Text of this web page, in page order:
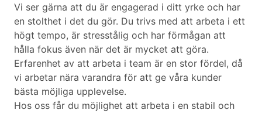
Vi ser gärna att du är engagerad i ditt yrke och har
en stolthet i det du gör. Du trivs med att arbeta i ett
högt tempo, är stresstålig och har förmågan att
hålla fokus även när det är mycket att göra.
Erfarenhet av att arbeta i team är en stor fördel, då
vi arbetar nära varandra för att ge våra kunder
bästa möjliga upplevelse.
Hos oss får du möjlighet att arbeta i en stabil och